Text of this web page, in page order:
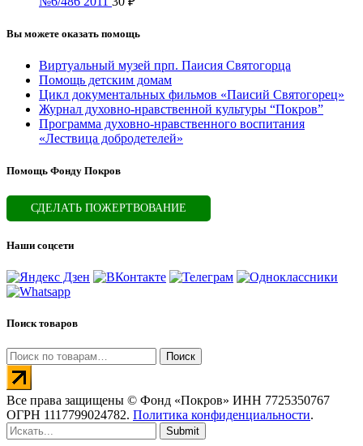
Вы можете оказать помощь
Виртуальный музей прп. Паисия Святогорца
Помощь детским домам
Цикл документальных фильмов «Паисий Святогорец»
Журнал духовно-нравственной культуры “Покров”
Программа духовно-нравственного воспитания
«Лествица добродетелей»
Помощь Фонду Покров
СДЕЛАТЬ ПОЖЕРТВОВАНИЕ
Наши соцсети
Поиск товаров
Искать: Поиск
Все права защищены © Фонд «Покров» ИНН 7725350767
ОГРН 1117799024782. Политика конфиденциальности.
Submit